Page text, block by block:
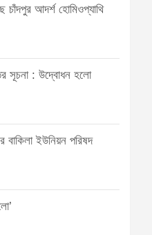
চাঁদপুর আদর্শ হোমিওপ্যাথি
সূচনা : উদ্বোধন হলো
বাকিলা ইউনিয়ন পরিষদ